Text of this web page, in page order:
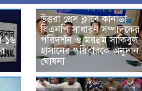
১৬
উত্তরা প্রেস ক্লাবে কানাডা
বিএনপি সাধারণ সম্পাদকের
পরিদর্শন ও মরহুম সাকিবুল
হাসানের পরিবারকে অনুদান
ঘোষনা